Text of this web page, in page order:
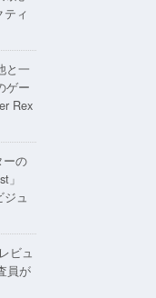
ィ
と一
ゲー
Rex
ーの
」
ジュ
ビュ
員が